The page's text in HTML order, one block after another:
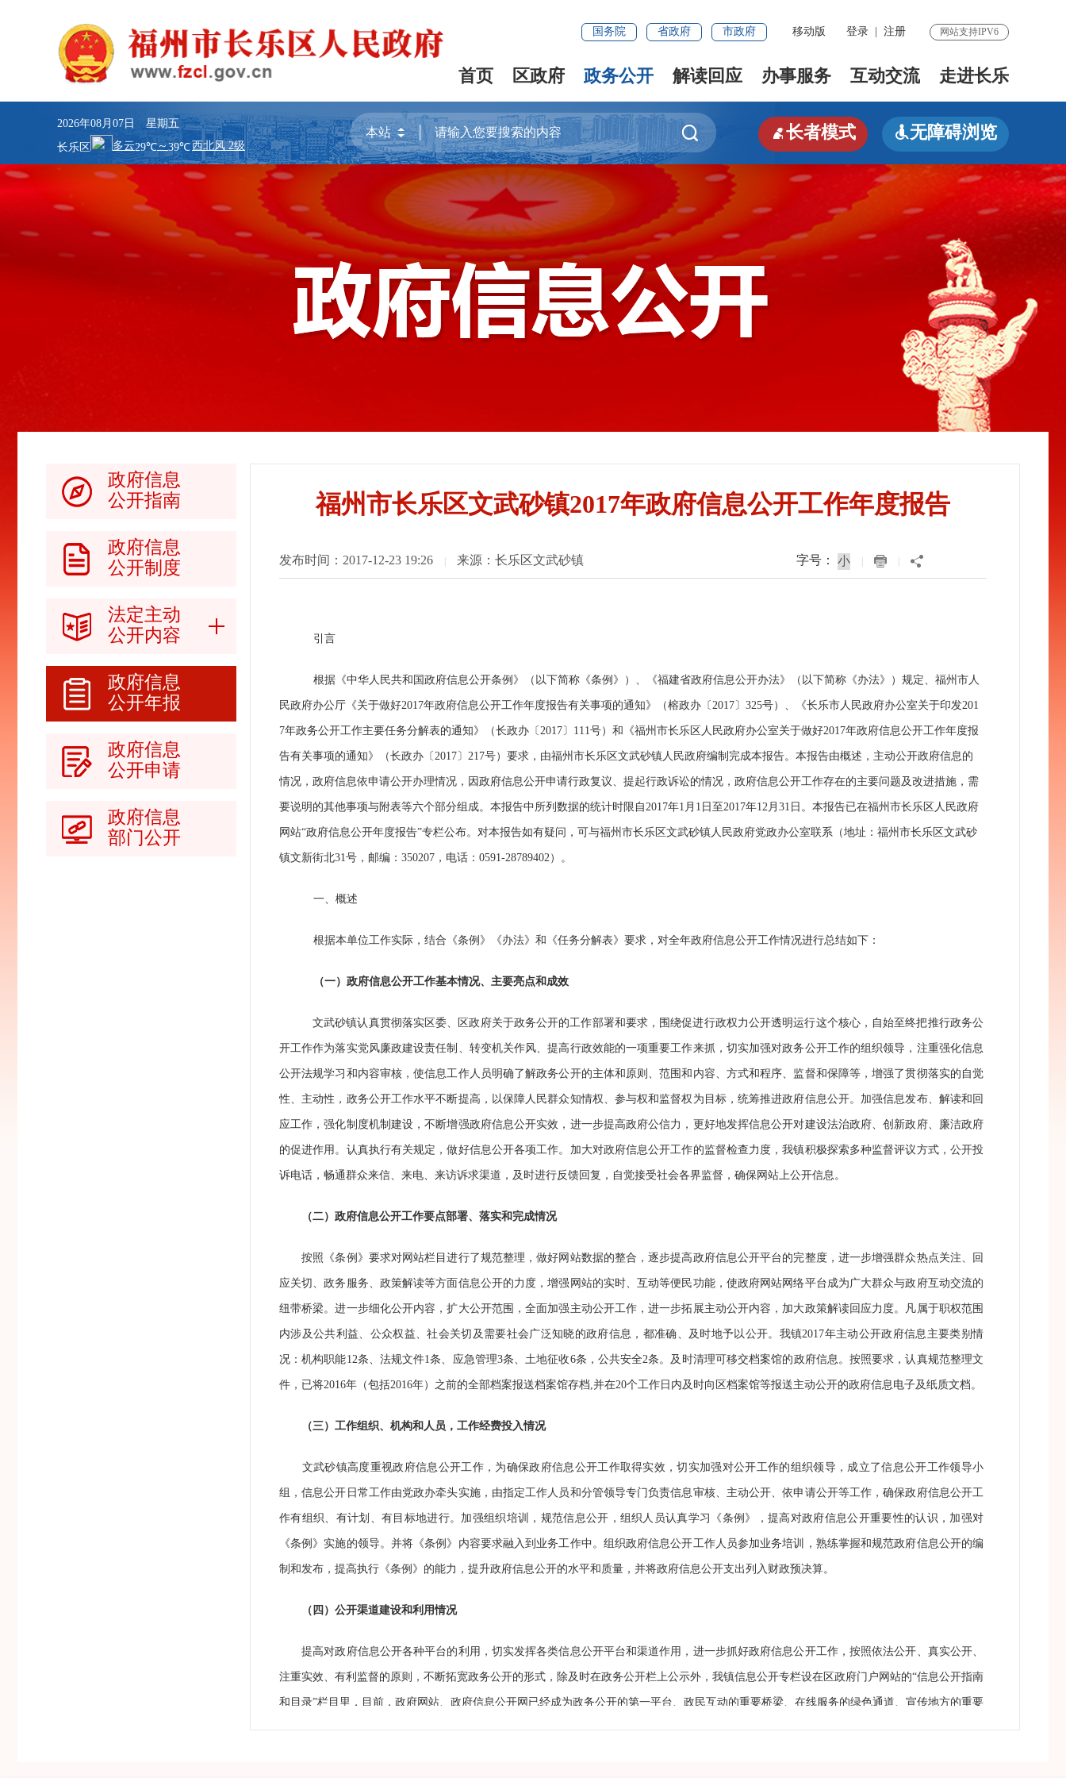
国务院 省政府 市政府 移动版 登录 注册 网站支持IPV6
首页 区政府 政务公开 解读回应 办事服务 互动交流 走进长乐
2026年08月07日 星期五
长乐区
 长者模式 无障碍浏览
政府信息
公开指南
政府信息
公开制度
法定主动
公开内容
政府信息
公开年报
政府信息
公开申请
政府信息
部门公开
福州市长乐区文武砂镇2017年政府信息公开工作年度报告
发布时间：2017-12-23 19:26 来源：长乐区文武砂镇 字号：
引言
根据《中华人民共和国政府信息公开条例》（以下简称《条例》）、《福建省政府信息公开办法》（以下简称《办法》）规定、福州市人
民政府办公厅《关于做好2017年政府信息公开工作年度报告有关事项的通知》（榕政办〔 2017 〕 325号）、《长乐市人民政府办公室关于印发201
7年政务公开工作主要任务分解表的通知》（长政办〔 2017 〕 111号）和《福州市长乐区人民政府办公室关于做好2017年政府信息公开工作年度报
告有关事项的通知》（长政办〔 2017 〕 217号）要求，由福州市长乐区文武砂镇人民政府编制完成本报告。本报告由概述，主动公开政府信息的
情况，政府信息依申请公开办理情况，因政府信息公开申请行政复议、提起行政诉讼的情况，政府信息公开工作存在的主要问题及改进措施，需
要说明的其他事项与附表等六个部分组成。本报告中所列数据的统计时限自2017年1 月 1 日至2017年12月 31 日。本报告已在福州市长乐区人民政府
网站“政府信息公开年度报告”专栏公布。对本报告如有疑问，可与福州市长乐区文武砂镇人民政府党政办公室联系（地址：福州市长乐区文武砂
镇文新街北31号，邮编： 350207 ，电话： 0591-28789402）。
一、概述
根据本单位工作实际，结合《条例》《办法》和《任务分解表》要求，对全年政府信息公开工作情况进行总结如下：
（一）政府信息公开工作基本情况、主要亮点和成效
文武砂镇认真贯彻落实区委、区政府关于政务公开的工作部署和要求，围绕促进行政权力公开透明运行这个核心，自始至终把推行政务公
开工作作为落实党风廉政建设责任制、转变机关作风、提高行政效能的一项重要工作来抓，切实加强对政务公开工作的组织领导，注重强化信息
公开法规学习和内容审核，使信息工作人员明确了解政务公开的主体和原则、范围和内容、方式和程序、监督和保障等，增强了贯彻落实的自觉
性、主动性，政务公开工作水平不断提高，以保障人民群众知情权、参与权和监督权为目标，统筹推进政府信息公开。加强信息发布、解读和回
应工作，强化制度机制建设，不断增强政府信息公开实效，进一步提高政府公信力，更好地发挥信息公开对建设法治政府、创新政府、廉洁政府
的促进作用。认真执行有关规定，做好信息公开各项工作。加大对政府信息公开工作的监督检查力度，我镇积极探索多种监督评议方式，公开投
诉电话，畅通群众来信、来电、来访诉求渠道，及时进行反馈回复，自觉接受社会各界监督，确保网站上公开信息。
（二）政府信息公开工作要点部署、落实和完成情况
按照《条例》要求对网站栏目进行了规范整理，做好网站数据的整合，逐步提高政府信息公开平台的完整度，进一步增强群众热点关注、回
应关切、政务服务、政策解读等方面信息公开的力度，增强网站的实时、互动等便民功能，使政府网站网络平台成为广大群众与政府互动交流的
纽带桥梁。进一步细化公开内容，扩大公开范围，全面加强主动公开工作，进一步拓展主动公开内容，加大政策解读回应力度。凡属于职权范围
内涉及公共利益、公众权益、社会关切及需要社会广泛知晓的政府信息，都准确、及时地予以公开。我镇2017年主动公开政府信息主要类别情
况：机构职能12条、法规文件1条、应急管理3条、土地征收6条，公共安全2条。及时清理可移交档案馆的政府信息。按照要求，认真规范整理文
件，已将2016年（包括2016年）之前的全部档案报送档案馆存档,并在20个工作日内及时向区档案馆等报送主动公开的政府信息电子及纸质文档。
（三）工作组织、机构和人员，工作经费投入情况
文武砂镇高度重视政府信息公开工作，为确保政府信息公开工作取得实效，切实加强对公开工作的组织领导，成立了信息公开工作领导小
组，信息公开日常工作由党政办牵头实施，由指定工作人员和分管领导专门负责信息审核、主动公开、依申请公开等工作，确保政府信息公开工
作有组织、有计划、有目标地进行。加强组织培训，规范信息公开，组织人员认真学习《条例》，提高对政府信息公开重要性的认识，加强对
《条例》实施的领导。并将《条例》内容要求融入到业务工作中。组织政府信息公开工作人员参加业务培训，熟练掌握和规范政府信息公开的编
制和发布，提高执行《条例》的能力，提升政府信息公开的水平和质量，并将政府信息公开支出列入财政预决算。
（四）公开渠道建设和利用情况
提高对政府信息公开各种平台的利用，切实发挥各类信息公开平台和渠道作用，进一步抓好政府信息公开工作，按照依法公开、真实公开、
注重实效、有利监督的原则，不断拓宽政务公开的形式，除及时在政务公开栏上公示外，我镇信息公开专栏设在区政府门户网站的“信息公开指南
和目录”栏目里，目前，政府网站、政府信息公开网已经成为政务公开的第一平台、政民互动的重要桥梁、在线服务的绿色通道、宣传地方的重要